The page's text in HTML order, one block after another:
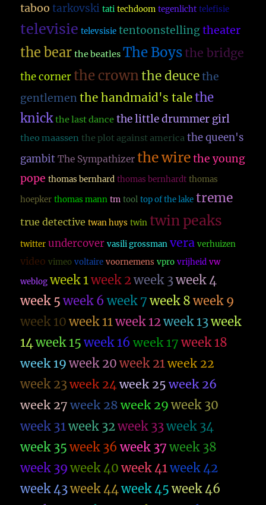
taboo tarkovski tati techdoom tegenlicht telefisie
televisie televsisie tentoonstelling theater
the bear the beatles The Boys the bridge
the corner the crownthe deuce the
gentlemen the handmaid's talethe
knick the last dance the little drummer girl
theo maassen the plot against america the queen's
gambit The Sympathizer the wire the young
pope thomas bernhard thomas bernhardt thomas
hoepker thomas mann tm tool top of the lake treme
true detective twan huys twin twin peaks
twitter undercover vasili grossman vera verhuizen
video vimeo voltaire voornemens vpro vrijheid vw
weblog week 1week 2week 3week 4
week 5 week 6 week 7 week 8 week 9
week 10 week 11week 12week 13week
14week 15 week 16 week 17 week 18
week 19 week 20 week 21week 22
week 23week 24week 25 week 26
week 27 week 28 week 29 week 30
week 31week 32week 33week 34
week 35 week 36 week 37 week 38
week 39 week 40 week 41week 42
week 43week 44week 45 week 46